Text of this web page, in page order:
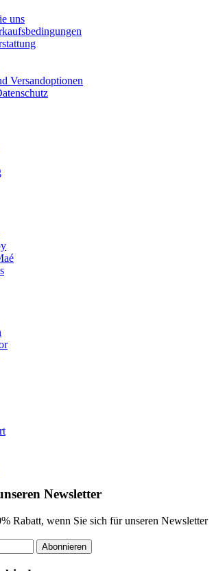
uns
Versandoptionen
Newsletter
Rabatt, wenn Sie sich für unseren Newsletter
Abonnieren